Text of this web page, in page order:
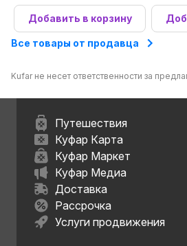
Добавить в корзину
Все товары от продавца
Kufar не несет ответственности за
Путешествия
Куфар Карта
Куфар Маркет
Куфар Медиа
Доставка
Рассрочка
Услуги продвижения